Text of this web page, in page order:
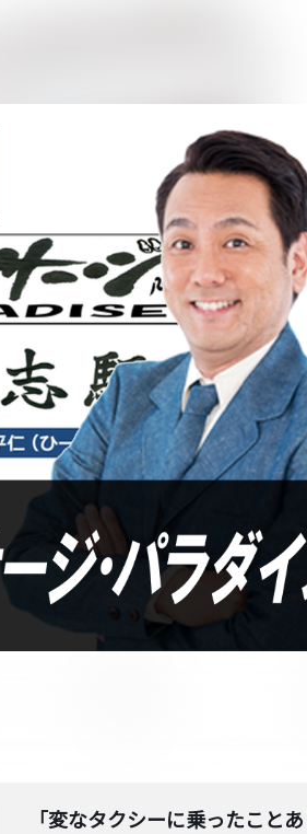
「変なタクシーに乗ったこと